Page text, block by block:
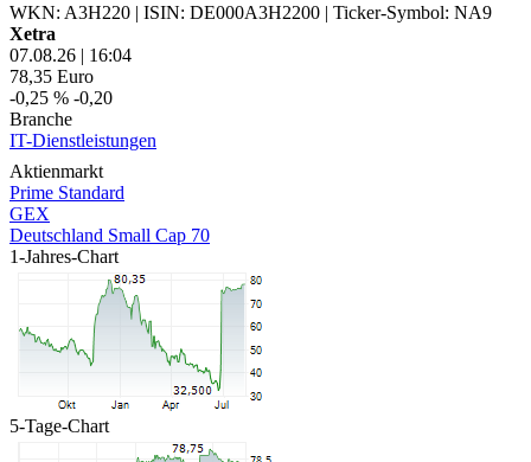
WKN: A3H220 | ISIN: DE000A3H2200 | Ticker-Symbol: NA9
Xetra
07.08.26 | 16:04
78,35 Euro
-0,25 % -0,20
Branche
IT-Dienstleistungen
Aktienmarkt
Prime Standard
GEX
Deutschland Small Cap 70
1-Jahres-Chart
5-Tage-Chart